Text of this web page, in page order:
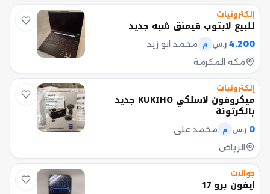
إلكترونيات
للبيع لابتوب قيمنق شبه جديد
4,200 ر.س م
محمد ابو زيد
مكة المكرمة
إلكترونيات
ميكروفون لاسلكي KUKIHO جديد
بالكرتونة
0 ر.س م
محمد علي
الرياض
جوالات
ايفون برو 17